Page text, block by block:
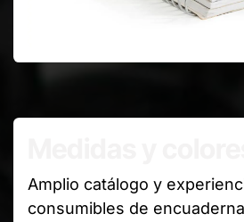
Amplio catálogo y
consumibles de